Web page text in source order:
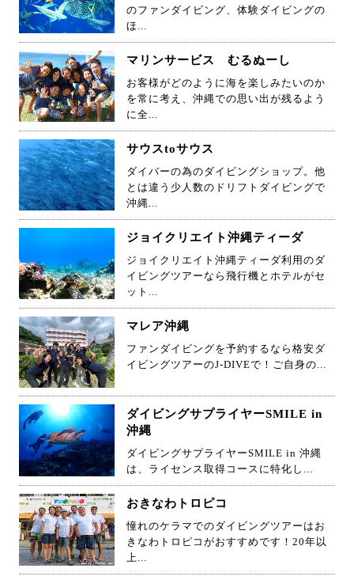
のファンダイビング、体験ダイビングの
ほ...
マリンサービス むるぬーし
お客様がどのように海を楽しみたいのか
を常に考え、沖縄での思い出が残るよう
に全...
サウスtoサウス
ダイバーの為のダイビングショップ。他
とは違う少人数のドリフトダイビングで
沖縄...
ジョイクリエイト沖縄ティーダ
ジョイクリエイト沖縄ティーダ利用のダ
イビングツアーなら飛行機とホテルがセ
ット...
マレア沖縄
ファンダイビングを予約するなら格安ダ
イビングツアーのJ-DIVEで！ご自身の...
ダイビングサプライヤーSMILE in
沖縄
ダイビングサプライヤーSMILE in 沖縄
は、ライセンス取得コースに特化し...
おきなわトロピコ
憧れのケラマでのダイビングツアーはお
きなわトロピコがおすすめです！20年以
上...